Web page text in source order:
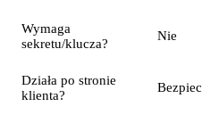
Wymaga
sekretu/klucza?
Nie
Działa po stronie
klienta?